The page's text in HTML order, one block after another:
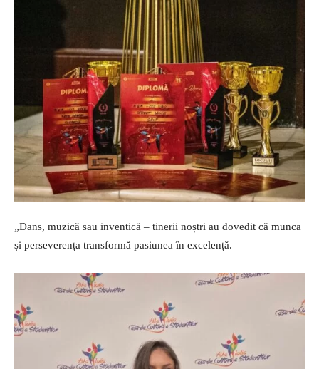
„Dans, muzică sau inventică – tinerii noștri au dovedit că munca
și perseverența transformă pasiunea în excelență.